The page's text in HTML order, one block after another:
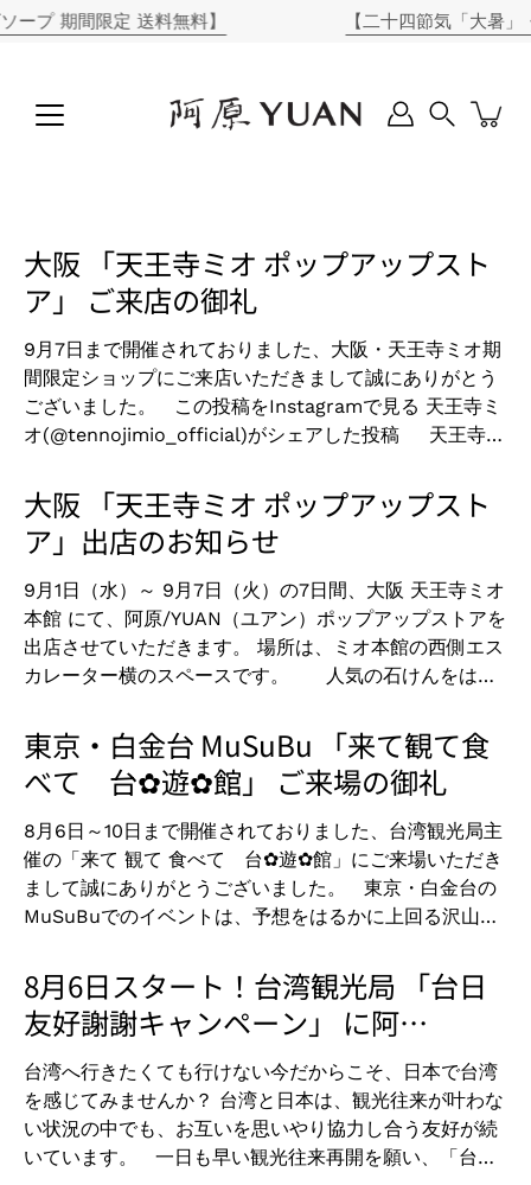
コ
ン
プ 期間限定 送料無料】 【二十四節気「大暑」
大阪 「天王寺ミオ ポップアップスト
ア」 ご来店の御礼
9月7日まで開催されておりました、大阪・天王寺ミオ期
間限定ショップにご来店いただきまして誠にありがとう
ございました。 この投稿をInstagramで見る 天王寺ミ
オ(@tennojimio_official)がシェアした投稿 天王寺ミ
の皆さまに足を止め、石けんをお試しいただきました。
お気に入りの石けんは見つかりましたでしょうか。 台湾
の陽明山国家公園で作られた石けんは、皆さまの心の癒
しにもなれば大変嬉しく思います。 阿原/YUAN（ユア
ン）では、今後もポップアップの出店が決定しておりま
すので、引き続きNEWS記事のチェックをお願いしま
す！！
大阪 「天王寺ミオ ポップアップスト
ア」出店のお知らせ
9月1日（水）～ 9月7日（火）の7日間、大阪 天王寺ミオ
本館 にて、阿原/YUAN（ユアン）ポップアップストアを
出店させていただきます。 場所は、ミオ本館の西側エス
カレーター横のスペースです。 人気の石けんをはじ
原/YUAN（ユアン）が自信をもってオススメしたいハー
バルケア商品を多数揃えております。 この夏、新発売と
なりました レモンヘアクリーム もございます！発売開
始から沢山の皆さまにご愛用いただいているトリートメ
ント効果の高いヘアアイテムです！ そして！現在オン
ラインショップ限定で販売しております、阿
原/YUAN（ユアン）トライアルセットも登場します！ 売
れ筋トップ５のミニソープと選べるシャンプー、月桃コ
ャンプーは6種類もありますので、どれにしようかと迷
われたときは、ぜひスタッフに相談してくださいね！
うになるの？皆さんそれぞれ感じ方は違います。 ポップ
アップストアでは、手洗い器をご用意しておりますの
で、ユアンの石けんを実際にお試しいただき、香りや洗
いあがりを体験してください！ スタッフ一同、皆さま
東京・白金台 MuSuBu 「来て観て食
べて 台✿遊✿館」 ご来場の御礼
8月6日～10日まで開催されておりました、台湾観光局主
催の「来て 観て 食べて 台✿遊✿館」にご来場いただき
まして誠にありがとうございました。 東京・白金台の
MuSuBuでのイベントは、予想をはるかに上回る沢山の
う」をテーマとし、美味しい台湾料理やワークショップ
などの企画もございましたが、台湾気分を満喫いただけ
ましたでしょうか？ 笑顔にあふれた活気ある会場で皆
さまとご一緒でき、ユアンスタッフ一同大変うれしく思
います。 台湾観光局では、現在 「台日友好謝謝キャン
ペーン」 を開催中です。 阿原/YUAN（ユアン）も参加
しておりますので、ぜひご利用ください。 詳しくは、
こちらのNEWS記事をご確認ください。 ⇒
8月6日スタート！台湾観光局 「台日
友好謝謝キャンペーン」 に阿
原/YUANも参加しています！
台湾へ行きたくても行けない今だからこそ、日本で台湾
を感じてみませんか？ 台湾と日本は、観光往来が叶わな
い状況の中でも、お互いを思いやり協力し合う友好が続
いています。 一日も早い観光往来再開を願い、「台湾